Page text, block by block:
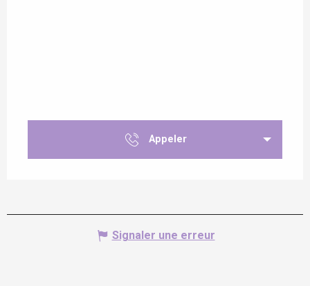
Appeler
Signaler une erreur